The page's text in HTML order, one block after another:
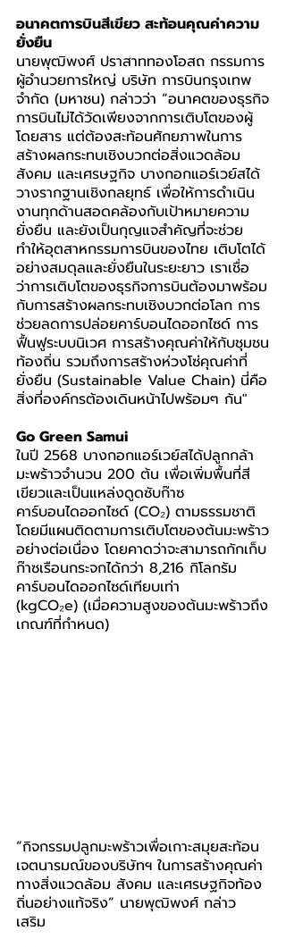
อนาคตการบินสีเขียว สะท้อนคุณค่าความ
ยั่งยืน
นายพุฒิพงศ์ ปราสาททองโอสถ กรรมการ
ผู้อำนวยการใหญ่ บริษัท การบินกรุงเทพ
จำกัด (มหาชน) กล่าวว่า “อนาคตของธุรกิจ
การบินไม่ได้วัดเพียงจากการเติบโตของผู้
โดยสาร แต่ต้องสะท้อนศักยภาพในการ
สร้างผลกระทบเชิงบวกต่อสิ่งแวดล้อม
สังคม และเศรษฐกิจ บางกอกแอร์เวย์สได้
วางรากฐานเชิงกลยุทธ์ เพื่อให้การดำเนิน
งานทุกด้านสอดคล้องกับเป้าหมายความ
ยั่งยืน และยังเป็นกุญแจสำคัญที่จะช่วย
ทำให้อุตสาหกรรมการบินของไทย เติบโตได้
อย่างสมดุลและยั่งยืนในระยะยาว เราเชื่อ
ว่าการเติบโตของธุรกิจการบินต้องมาพร้อม
กับการสร้างผลกระทบเชิงบวกต่อโลก การ
ช่วยลดการปล่อยคาร์บอนไดออกไซด์ การ
ฟื้นฟูระบบนิเวศ การสร้างคุณค่าให้กับชุมชน
ท้องถิ่น รวมถึงการสร้างห่วงโซ่คุณค่าที่
ยั่งยืน (Sustainable Value Chain) นี่คือ
สิ่งที่องค์กรต้องเดินหน้าไปพร้อมๆ กัน"
Go Green Samui
ในปี 2568 บางกอกแอร์เวย์สได้ปลูกกล้า
มะพร้าวจำนวน 200 ต้น เพื่อเพิ่มพื้นที่สี
เขียวและเป็นแหล่งดูดซับก๊าซ
คาร์บอนไดออกไซด์ (CO₂) ตามธรรมชาติ
โดยมีแผนติดตามการเติบโตของต้นมะพร้าว
อย่างต่อเนื่อง โดยคาดว่าจะสามารถกักเก็บ
ก๊าซเรือนกระจกได้กว่า 8,216 กิโลกรัม
คาร์บอนไดออกไซด์เทียบเท่า
(kgCO₂e) (เมื่อความสูงของต้นมะพร้าวถึง
เกณฑ์ที่กำหนด)
“กิจกรรมปลูกมะพร้าวเพื่อเกาะสมุยสะท้อน
เจตนารมณ์ของบริษัทฯ ในการสร้างคุณค่า
ทางสิ่งแวดล้อม สังคม และเศรษฐกิจท้อง
ถิ่นอย่างแท้จริง” นายพุฒิพงศ์ กล่าว
เสริม